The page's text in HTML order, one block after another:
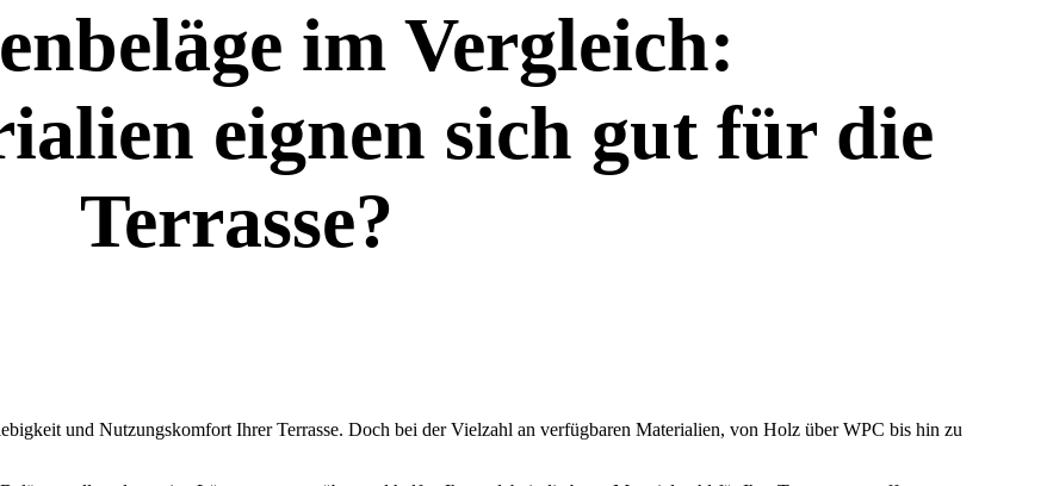
im Vergleich:
eignen sich gut für die
Terrasse?
und Nutzungskomfort Ihrer Terrasse. Doch bei der Vielzahl an verfügbaren Materialien, von Holz über WPC bis hin zu